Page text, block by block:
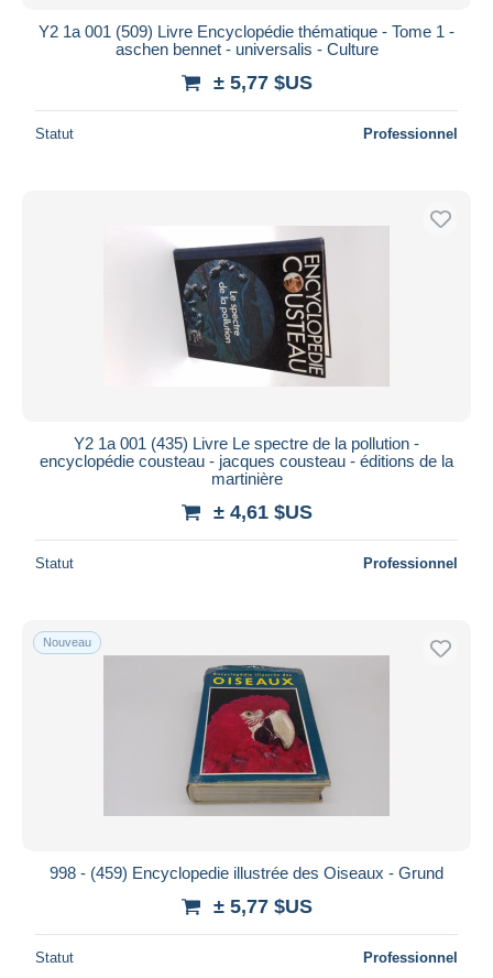
Y2 1a 001 (509) Livre Encyclopédie thématique - Tome 1 -
aschen bennet - universalis - Culture
± 5,77 $US
Statut Professionnel
Y2 1a 001 (435) Livre Le spectre de la pollution -
encyclopédie cousteau - jacques cousteau - éditions de la
martinière
± 4,61 $US
Statut Professionnel
Nouveau
998 - (459) Encyclopedie illustrée des Oiseaux - Grund
± 5,77 $US
Statut Professionnel